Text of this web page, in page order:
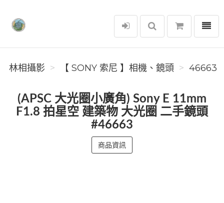
林相攝影
選單
林相攝影 【 SONY 索尼 】相機、鏡頭 46663
(APSC 大光圈小廣角) Sony E 11mm
F1.8 拍星空 建築物 大光圈 二手鏡頭
#46663
商品資訊